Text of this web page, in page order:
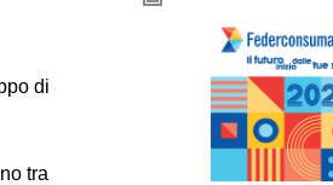
di
tra